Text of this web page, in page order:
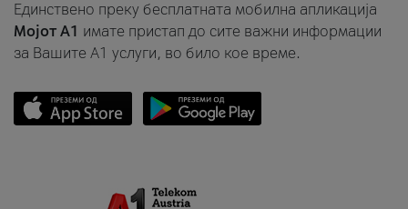
Единствено преку бесплатната мобилна апликација
Мојот A1 имате пристап до сите важни информации
за Вашите A1 услуги, во било кое време.